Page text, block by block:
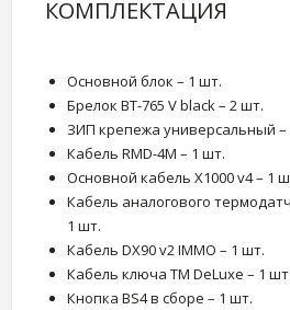
КОМПЛЕКТАЦИЯ
Основной блок – 1 шт.
Брелок BT-765 V black – 2 шт.
ЗИП крепежа универсальный
Кабель RMD-4M – 1 шт.
Основной кабель X1000 v4 – 1
Кабель аналогового
1 шт.
Кабель DX90 v2 IMMO – 1 шт.
Кабель ключа TM DeLuxe – 1 шт.
Кнопка BS4 в сборе – 1 шт.